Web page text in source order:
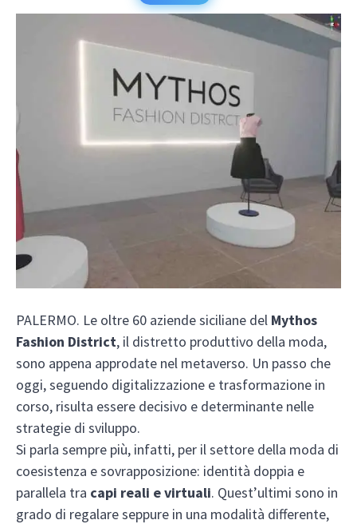
PALERMO. Le oltre 60 aziende siciliane del Mythos
Fashion District, il distretto produttivo della moda,
sono appena approdate nel metaverso. Un passo che
oggi, seguendo digitalizzazione e trasformazione in
corso, risulta essere decisivo e determinante nelle
strategie di sviluppo.
Si parla sempre più, infatti, per il settore della moda di
coesistenza e sovrapposizione: identità doppia e
parallela tra capi reali e virtuali. Quest’ultimi sono in
grado di regalare seppure in una modalità differente,